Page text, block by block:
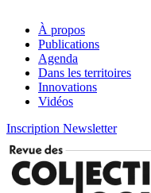
À propos
Publications
Agenda
Dans les territoires
Innovations
Vidéos
Inscription Newsletter